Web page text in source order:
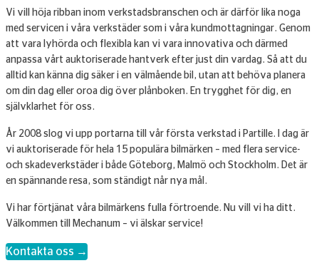
Vi vill höja ribban inom verkstadsbranschen och är därför lika noga
med servicen i våra verkstäder som i våra kundmottagningar. Genom
att vara lyhörda och flexibla kan vi vara innovativa och därmed
anpassa vårt auktoriserade hantverk efter just din vardag. Så att du
alltid kan känna dig säker i en välmående bil, utan att behöva planera
om din dag eller oroa dig över plånboken. En trygghet för dig, en
självklarhet för oss.
År 2008 slog vi upp portarna till vår första verkstad i Partille. I dag är
vi auktoriserade för hela 15 populära bilmärken – med flera service-
och skadeverkstäder i både Göteborg, Malmö och Stockholm. Det är
en spännande resa, som ständigt når nya mål.
Vi har förtjänat våra bilmärkens fulla förtroende. Nu vill vi ha ditt.
Välkommen till Mechanum – vi älskar service!
Kontakta oss →